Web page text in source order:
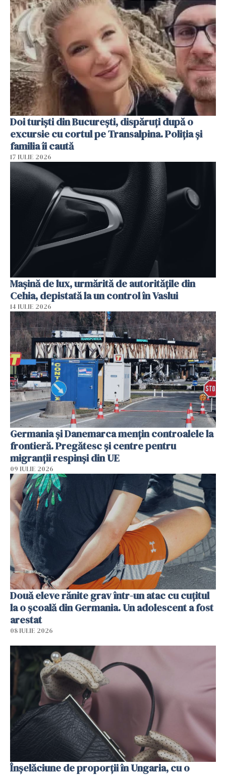
Doi turiști din București, dispăruți după o
excursie cu cortul pe Transalpina. Poliția și
familia îi caută
17 IULIE 2026
Mașină de lux, urmărită de autoritățile din
Cehia, depistată la un control în Vaslui
14 IULIE 2026
Germania și Danemarca mențin controalele la
frontieră. Pregătesc și centre pentru
migranții respinși din UE
09 IULIE 2026
Două eleve rănite grav într-un atac cu cuțitul
la o școală din Germania. Un adolescent a fost
arestat
08 IULIE 2026
Înșelăciune de proporții în Ungaria, cu o